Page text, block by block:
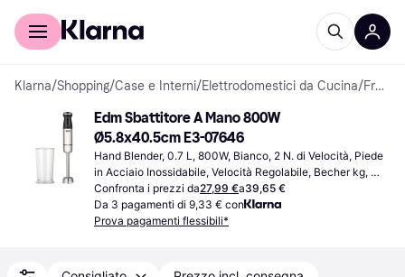
Per il tuo shopping
Klarna/Shopping/Case e Interni/Elettrodomestici da Cucina/ Frullatori a immersione
Edm Sbattitore A Mano 800W
Ø5.8x40.5cm E3-07646
Hand Blender, 0.7 L, 800W, Bianco, 2 N. di Velocità, Piede
in Acciaio Inossidabile, Velocità Regolabile, Becher kg,
Incl. Becher
Confronta i prezzi da27,99 €a39,65 €
Da 3 pagamenti di 9,33 € con
Prova pagamenti flessibili*